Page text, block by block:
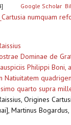
Google Scholar
numquam
Dominae de
Philippi Boni,
Natiuitatem
quarto supra
Origines
Martinus